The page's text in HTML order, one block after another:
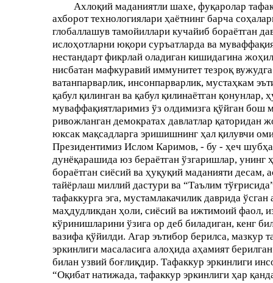
Ахлоқий маданиятли шахе, фуқаролар
ахборот технологиялари ҳаётнинг барча
глобаллашув тамойиллари кучайиб бораётган
ислоҳотларни юқори суръатларда ва
нестандарт фикрлай оладиган кишидагина
нисбатан мафкуравий иммунитет тезроқ
ватанпарварлик, инсонпарварлик, мустаҳкам
қабул қилинган ва қабул қилинаётган
муваффақиятларимиз ўз олдимизга қўйган бош
ривожланган демократах давлатлар
юксак мақсадларга эришишнинг ҳал қилувчи
Президентимиз Ислом Каримов, - бу - ҳеч
дунёқарашида юз бераётган ўзгаришлар, унинг
бораётган сиёсий ва ҳуқуқий маданияти
тайёрлаш миллий дастури ва “Таълим
тафаккурга эга, мустамлакачилик даврида
маҳдудликдан ҳоли, сиёсий ва ижтимоий фаол,
кўринишларини ўзига ор деб биладиган, кенг
вазифа қўйилди. Агар эътибор берилса, мазкур
эркинлиги масаласига алоҳида аҳамият
билан узвий боғлиқдир. Тафаккур эркинлиги
“Оқибат натижада, тафаккур эркинлиги ҳар